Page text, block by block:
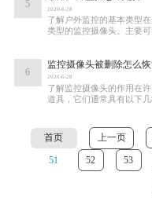
5 2020-6-28
了解户外监控的基本类型
类型的监控摄像头。主要
6
监控摄像头被删除怎么
2020-6-28
了解监控摄像头的作用在
道具，它们通常具有以下
首页 上一页
51 52 53